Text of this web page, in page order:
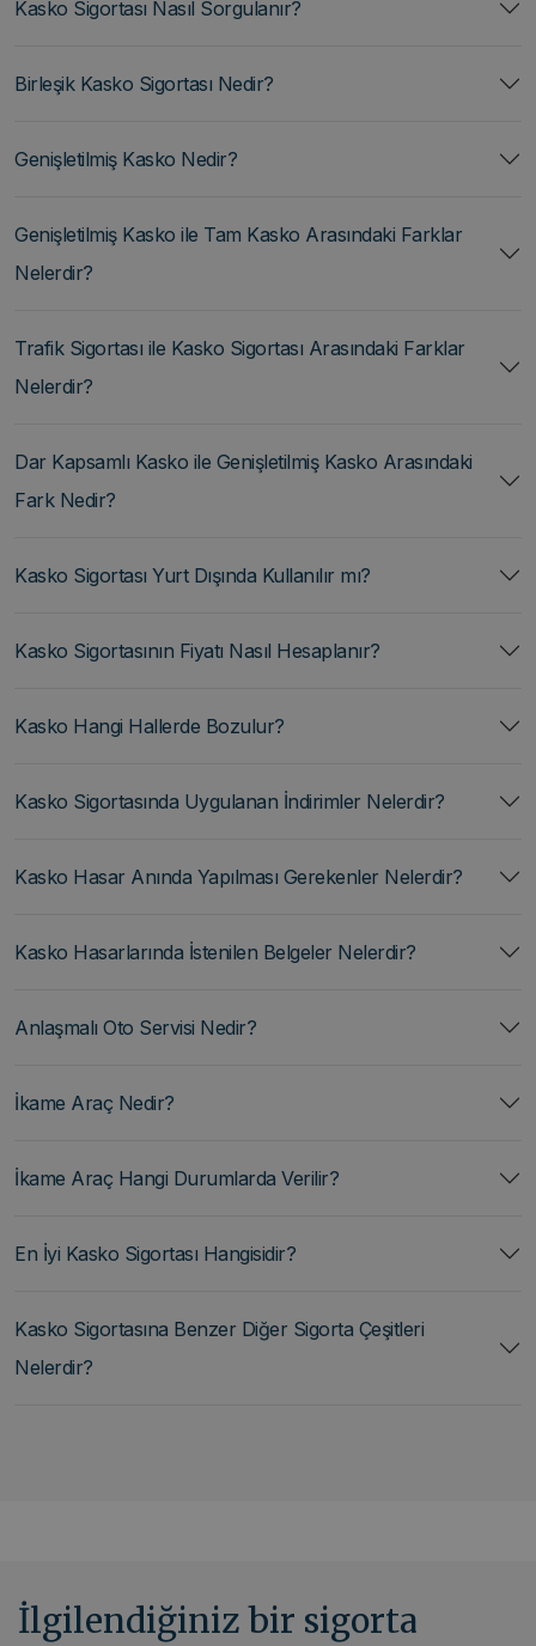
Kasko Sigortası Nasıl Sorgulanır?
Birleşik Kasko Sigortası Nedir?
Genişletilmiş Kasko Nedir?
Genişletilmiş Kasko ile Tam Kasko Arasındaki Farklar
Nelerdir?
Trafik Sigortası ile Kasko Sigortası Arasındaki Farklar
Nelerdir?
Dar Kapsamlı Kasko ile Genişletilmiş Kasko Arasındaki
Fark Nedir?
Kasko Sigortası Yurt Dışında Kullanılır mı?
Kasko Sigortasının Fiyatı Nasıl Hesaplanır?
Kasko Hangi Hallerde Bozulur?
Kasko Sigortasında Uygulanan İndirimler Nelerdir?
Kasko Hasar Anında Yapılması Gerekenler Nelerdir?
Kasko Hasarlarında İstenilen Belgeler Nelerdir?
Anlaşmalı Oto Servisi Nedir?
İkame Araç Nedir?
İkame Araç Hangi Durumlarda Verilir?
En İyi Kasko Sigortası Hangisidir?
Kasko Sigortasına Benzer Diğer Sigorta Çeşitleri
Nelerdir?
İlgilendiğiniz bir sigorta